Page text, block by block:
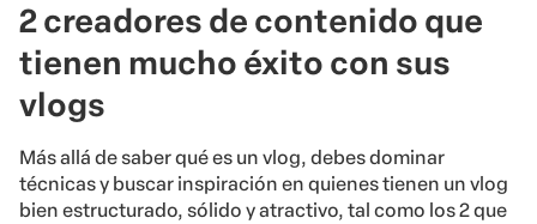
2 creadores de contenido que
tienen mucho éxito con sus
vlogs
Más allá de saber qué es un vlog, debes dominar
técnicas y buscar inspiración en quienes tienen un vlog
bien estructurado, sólido y atractivo, tal como los 2 que